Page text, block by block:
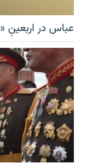
عباس در اربعینِ